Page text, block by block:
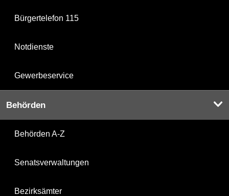
Bürgertelefon 115
Notdienste
Gewerbeservice
Behörden
Behörden A-Z
Senatsverwaltungen
Bezirksämter